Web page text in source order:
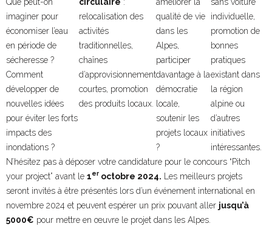
imaginer pour
économiser l’eau
en période de
sécheresse ?
Comment
développer de
nouvelles idées
pour éviter les forts
impacts des
inondations ?
relocalisation des
activités
traditionnelles,
chaînes
d’approvisionnement
courtes, promotion
des produits locaux.
qualité de vie
dans les
Alpes,
participer
davantage à la
démocratie
locale,
soutenir les
projets locaux
?
individuelle,
promotion de
bonnes
pratiques
existant dans
la région
alpine ou
d’autres
initiatives
intéressantes.
N’hésitez pas à déposer votre candidature pour le concours “Pitch
your project” avant le 1er octobre 2024. Les meilleurs projets
seront invités à être présentés lors d’un événement international en
novembre 2024 et peuvent espérer un prix pouvant aller jusqu’à
5000€ pour mettre en œuvre le projet dans les Alpes.